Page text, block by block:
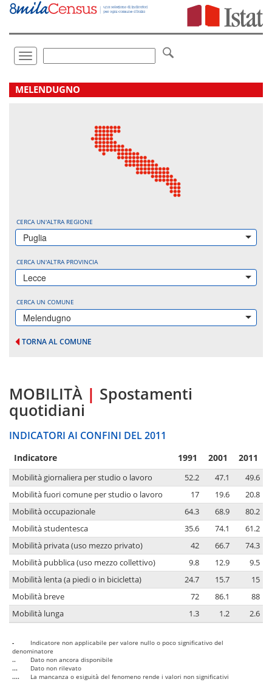
Vai
direttamente
Toggle
navigation
.
MELENDUGNO
CERCA UN'ALTRA REGIONE
Puglia
CERCA UN'ALTRA PROVINCIA
Lecce
CERCA UN COMUNE
Melendugno
TORNA AL COMUNE
MOBILITÀ | Spostamenti
quotidiani
INDICATORI AI CONFINI DEL 2011
Indicatore 1991 2001 2011
Mobilità giornaliera per studio o lavoro 52.2 47.1
49.6
Mobilità fuori comune per studio o lavoro
17 19.6
20.8
Mobilità occupazionale
64.3 68.9
80.2
Mobilità studentesca
35.6 74.1
61.2
Mobilità privata (uso mezzo privato)
42 66.7
74.3
Mobilità pubblica (uso mezzo collettivo)
9.8 12.9
9.5
Mobilità lenta (a piedi o in bicicletta)
24.7 15.7
15
Mobilità breve
72 86.1
88
Mobilità lunga
1.3 1.2 2.6
-
Indicatore non applicabile per valore nullo o poco significativo del
denominatore
..
Dato non ancora disponibile
...
Dato non rilevato
....
La mancanza o esiguità del fenomeno rende i valori non significativi